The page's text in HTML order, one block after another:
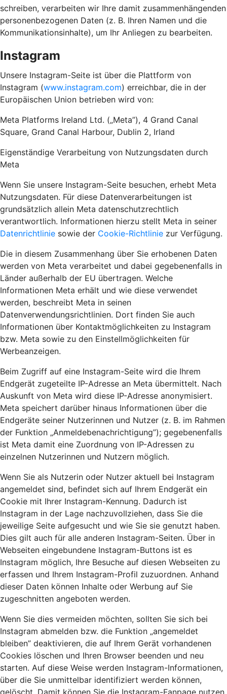
schreiben, verarbeiten wir Ihre damit zusammenhängenden
personenbezogenen Daten (z. B. Ihren Namen und die
Kommunikationsinhalte), um Ihr Anliegen zu bearbeiten.
Instagram
Unsere Instagram-Seite ist über die Plattform von
Instagram (www.instagram.com) erreichbar, die in der
Europäischen Union betrieben wird von:
Meta Platforms Ireland Ltd. („Meta”), 4 Grand Canal
Square, Grand Canal Harbour, Dublin 2, Irland
Eigenständige Verarbeitung von Nutzungsdaten durch
Meta
Wenn Sie unsere Instagram-Seite besuchen, erhebt Meta
Nutzungsdaten. Für diese Datenverarbeitungen ist
grundsätzlich allein Meta datenschutzrechtlich
verantwortlich. Informationen hierzu stellt Meta in seiner
Datenrichtlinie sowie der Cookie-Richtlinie zur Verfügung.
Die in diesem Zusammenhang über Sie erhobenen Daten
werden von Meta verarbeitet und dabei gegebenenfalls in
Länder außerhalb der EU übertragen. Welche
Informationen Meta erhält und wie diese verwendet
werden, beschreibt Meta in seinen
Datenverwendungsrichtlinien. Dort finden Sie auch
Informationen über Kontaktmöglichkeiten zu Instagram
bzw. Meta sowie zu den Einstellmöglichkeiten für
Werbeanzeigen.
Beim Zugriff auf eine Instagram-Seite wird die Ihrem
Endgerät zugeteilte IP-Adresse an Meta übermittelt. Nach
Auskunft von Meta wird diese IP-Adresse anonymisiert.
Meta speichert darüber hinaus Informationen über die
Endgeräte seiner Nutzerinnen und Nutzer (z. B. im Rahmen
der Funktion „Anmeldebenachrichtigung”); gegebenenfalls
ist Meta damit eine Zuordnung von IP-Adressen zu
einzelnen Nutzerinnen und Nutzern möglich.
Wenn Sie als Nutzerin oder Nutzer aktuell bei Instagram
angemeldet sind, befindet sich auf Ihrem Endgerät ein
Cookie mit Ihrer Instagram-Kennung. Dadurch ist
Instagram in der Lage nachzuvollziehen, dass Sie die
jeweilige Seite aufgesucht und wie Sie sie genutzt haben.
Dies gilt auch für alle anderen Instagram-Seiten. Über in
Webseiten eingebundene Instagram-Buttons ist es
Instagram möglich, Ihre Besuche auf diesen Webseiten zu
erfassen und Ihrem Instagram-Profil zuzuordnen. Anhand
dieser Daten können Inhalte oder Werbung auf Sie
zugeschnitten angeboten werden.
Wenn Sie dies vermeiden möchten, sollten Sie sich bei
Instagram abmelden bzw. die Funktion „angemeldet
bleiben” deaktivieren, die auf Ihrem Gerät vorhandenen
Cookies löschen und Ihren Browser beenden und neu
starten. Auf diese Weise werden Instagram-Informationen,
über die Sie unmittelbar identifiziert werden können,
gelöscht. Damit können Sie die Instagram-Fanpage nutzen,